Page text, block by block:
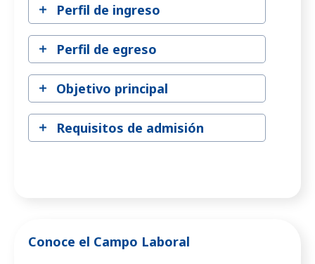
Perfil de ingreso
Perfil de egreso
Objetivo principal
Requisitos de admisión
Conoce el Campo Laboral